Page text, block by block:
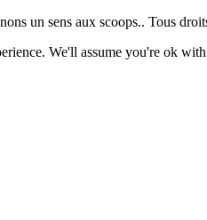
un sens aux scoops.. Tous
We'll assume you're ok